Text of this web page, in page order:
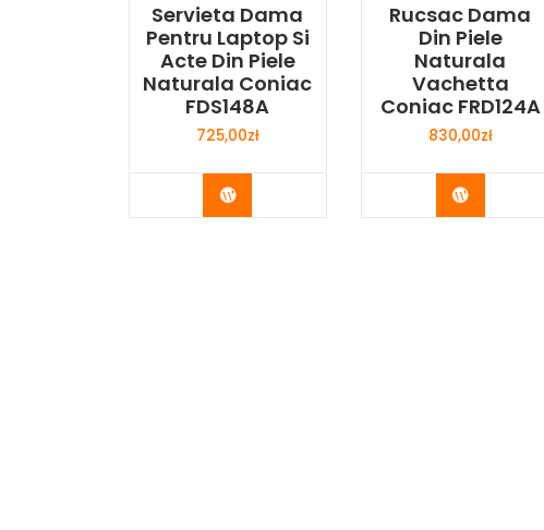
Servieta Dama
Pentru Laptop Si
Acte Din Piele
Naturala Coniac
FDS148A
725,00zł
Buy Now
Rucsac Dama
Din Piele
Naturala
Vachetta
Coniac FRD124A
830,00zł
Buy Now